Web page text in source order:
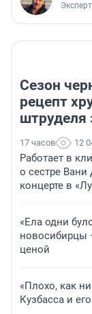
Эксперт
Сезон
рецепт
штруделя
17 часов 12
Работает в
о сестре
концерте в
«Ела одни
новосибирцы
ценой
«Плохо, как
Кузбасса и